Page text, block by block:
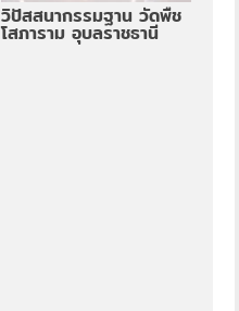
วิปัสสนากรรมฐาน วัดพืช
โสภาราม อุบลราชธานี